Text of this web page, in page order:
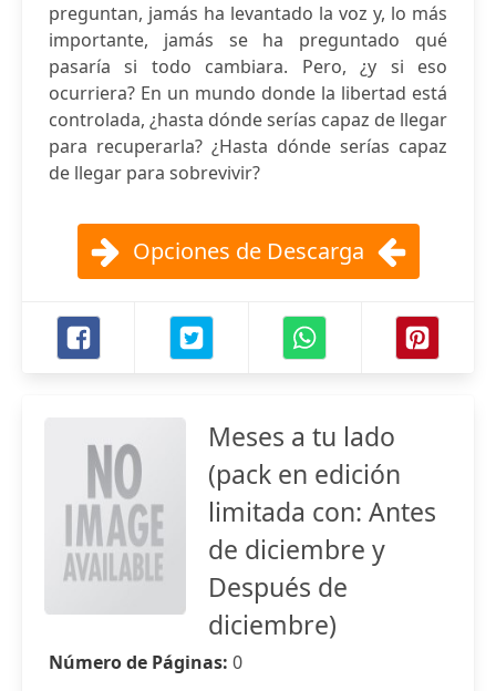
preguntan, jamás ha levantado la voz y, lo más
importante, jamás se ha preguntado qué
pasaría si todo cambiara. Pero, ¿y si eso
ocurriera? En un mundo donde la libertad está
controlada, ¿hasta dónde serías capaz de llegar
para recuperarla? ¿Hasta dónde serías capaz
de llegar para sobrevivir?
Opciones de Descarga
Meses a tu lado
(pack en edición
limitada con: Antes
de diciembre y
Después de
diciembre)
Número de Páginas: 0